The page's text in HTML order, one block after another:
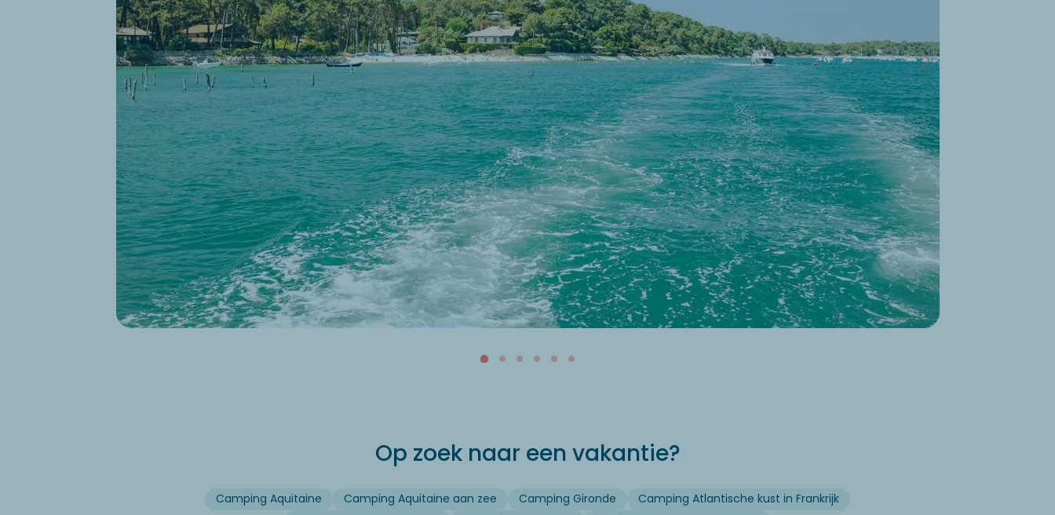
Op zoek naar een vakantie?
Camping Aquitaine Camping Aquitaine aan zee Camping Gironde
Camping Atlantische kust in Frankrijk